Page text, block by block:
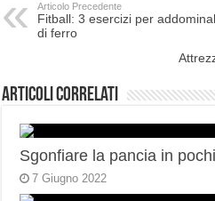
Articolo Precedente
Fitball: 3 esercizi per
di ferro
Articoli correlati
Sgonfiare la pancia in
7 Giugno 2022